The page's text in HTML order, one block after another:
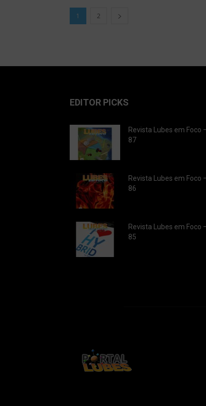
1 2
EDITOR PICKS
Revista Lubes em Foco
87
Revista Lubes em Foco
86
Revista Lubes em Foco
85